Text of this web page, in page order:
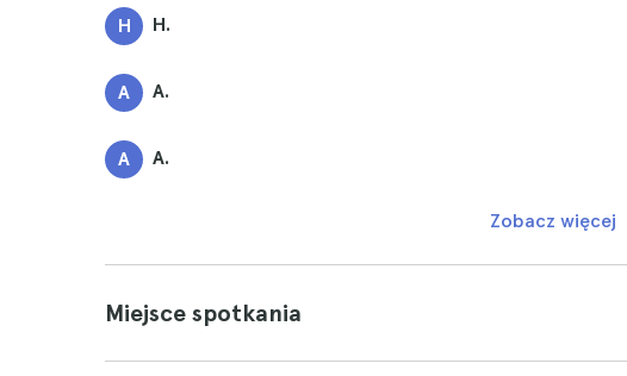
H H.
A A.
A A.
Zobacz więcej
Miejsce spotkania